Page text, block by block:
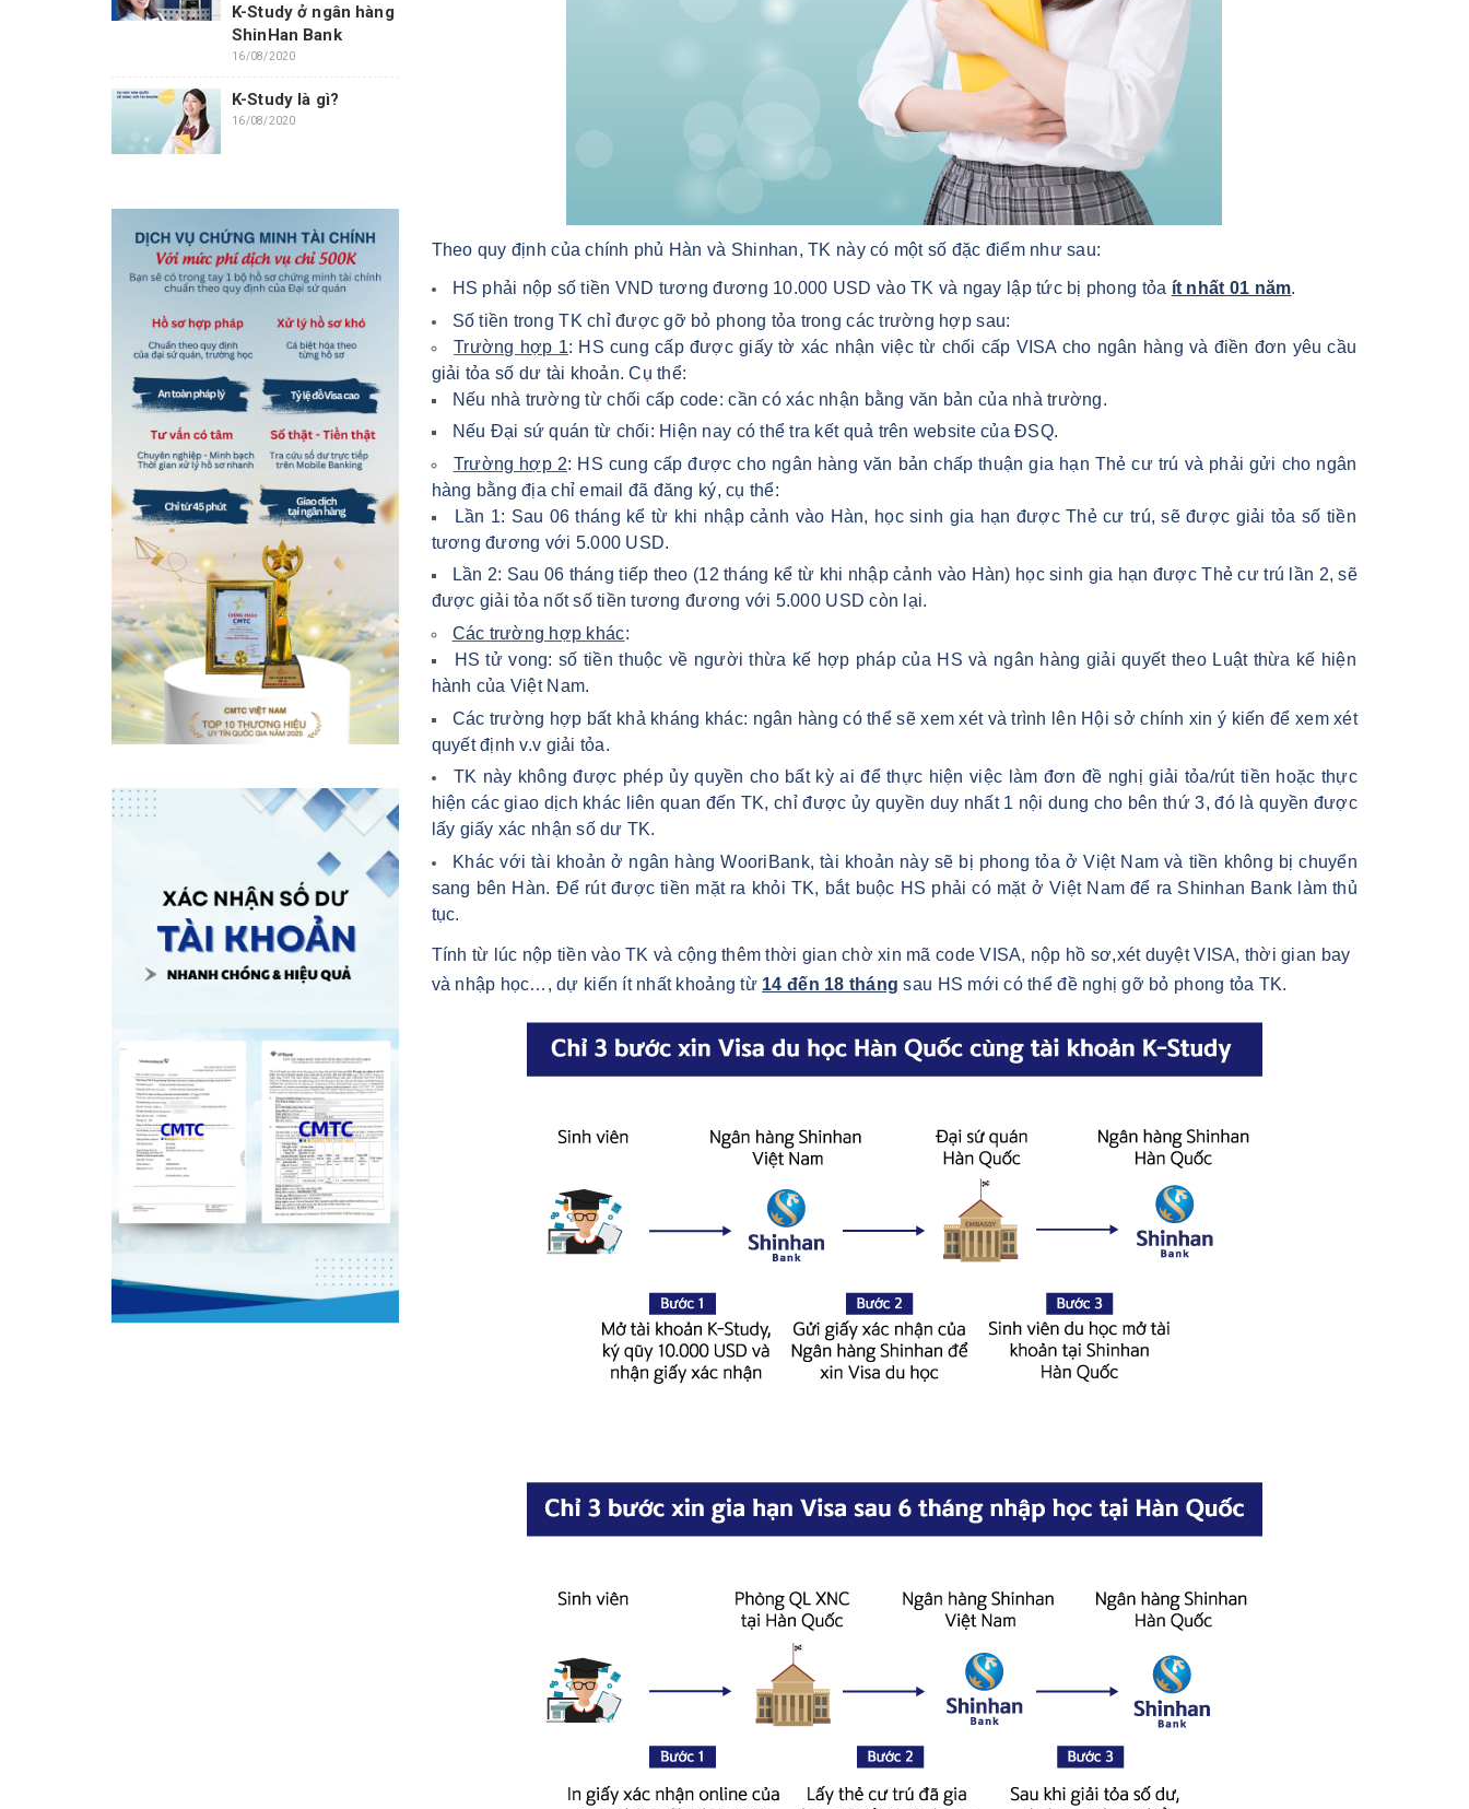
Theo quy định của chính phủ Hàn và Shinhan, TK này có một số đặc điểm như sau:
HS phải nộp số tiền VND tương đương 10.000 USD vào TK và ngay lập tức bị phong tỏa ít nhất 01 năm.
Số tiền trong TK chỉ được gỡ bỏ phong tỏa trong các trường hợp sau:
Trường hợp 1: HS cung cấp được giấy tờ xác nhận việc từ chối cấp VISA cho ngân hàng và điền đơn yêu cầu
giải tỏa số dư tài khoản. Cụ thể:
Nếu nhà trường từ chối cấp code: cần có xác nhận bằng văn bản của nhà trường.
Nếu Đại sứ quán từ chối: Hiện nay có thể tra kết quả trên website của ĐSQ.
Trường hợp 2: HS cung cấp được cho ngân hàng văn bản chấp thuận gia hạn Thẻ cư trú và phải gửi cho ngân
hàng bằng địa chỉ email đã đăng ký, cụ thể:
Lần 1: Sau 06 tháng kể từ khi nhập cảnh vào Hàn, học sinh gia hạn được Thẻ cư trú, sẽ được giải tỏa số tiền
tương đương với 5.000 USD.
Lần 2: Sau 06 tháng tiếp theo (12 tháng kể từ khi nhập cảnh vào Hàn) học sinh gia hạn được Thẻ cư trú lần 2, sẽ
được giải tỏa nốt số tiền tương đương với 5.000 USD còn lại.
Các trường hợp khác:
HS tử vong: số tiền thuộc về người thừa kế hợp pháp của HS và ngân hàng giải quyết theo Luật thừa kế hiện
hành của Việt Nam.
Các trường hợp bất khả kháng khác: ngân hàng có thể sẽ xem xét và trình lên Hội sở chính xin ý kiến để xem xét
quyết định v.v giải tỏa.
TK này không được phép ủy quyền cho bất kỳ ai để thực hiện việc làm đơn đề nghị giải tỏa/rút tiền hoặc thực
hiện các giao dịch khác liên quan đến TK, chỉ được ủy quyền duy nhất 1 nội dung cho bên thứ 3, đó là quyền được
lấy giấy xác nhận số dư TK.
Khác với tài khoản ở ngân hàng WooriBank, tài khoản này sẽ bị phong tỏa ở Việt Nam và tiền không bị chuyển
sang bên Hàn. Để rút được tiền mặt ra khỏi TK, bắt buộc HS phải có mặt ở Việt Nam để ra Shinhan Bank làm thủ
tục.
Tính từ lúc nộp tiền vào TK và cộng thêm thời gian chờ xin mã code VISA, nộp hồ sơ,xét duyệt VISA, thời gian bay
và nhập học…, dự kiến ít nhất khoảng từ 14 đến 18 tháng sau HS mới có thể đề nghị gỡ bỏ phong tỏa TK.
K-Study ở ngân hàng
ShinHan Bank
16/08/2020
K-Study là gì?
16/08/2020